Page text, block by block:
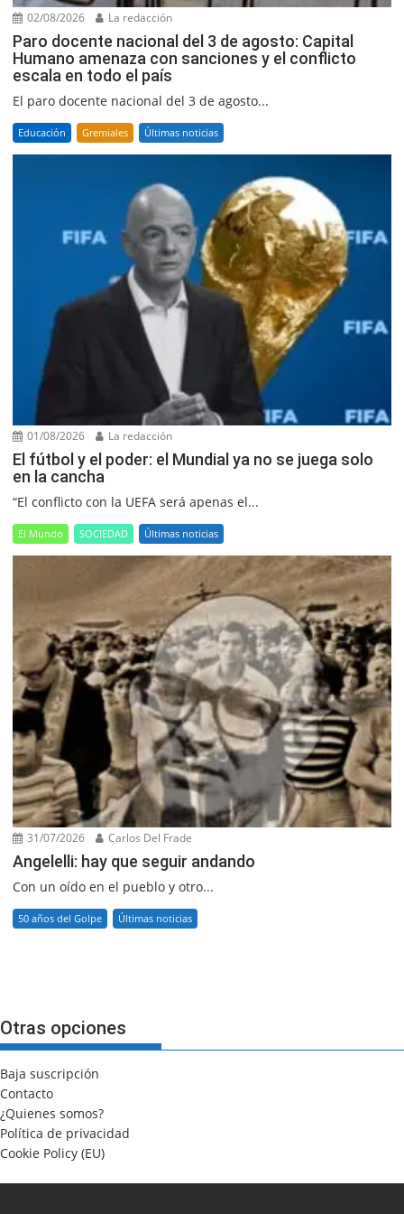
02/08/2026 La redacción
Paro docente nacional del 3 de agosto: Capital
Humano amenaza con sanciones y el conflicto
escala en todo el país
El paro docente nacional del 3 de agosto...
Educación Gremiales Últimas noticias
01/08/2026 La redacción
El fútbol y el poder: el Mundial ya no se juega solo
en la cancha
“El conflicto con la UEFA será apenas el...
El Mundo SOCIEDAD Últimas noticias
31/07/2026 Carlos Del Frade
Angelelli: hay que seguir andando
Con un oído en el pueblo y otro...
50 años del Golpe Últimas noticias
Otras opciones
Baja suscripción
Contacto
¿Quienes somos?
Política de privacidad
Cookie Policy (EU)